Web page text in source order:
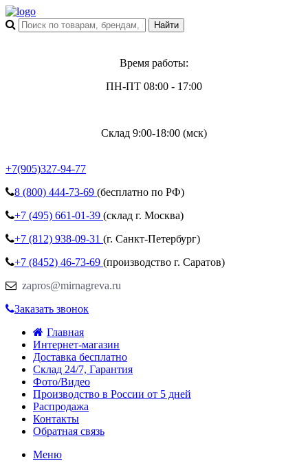
Время работы:
ПН-ПТ 08:00 - 17:00
Склад 9:00-18:00 (мск)
+7(905)327-94-77
8 (800) 444-73-69 (бесплатно по РФ)
+7 (495) 661-01-39 (склад г. Москва)
+7 (812) 938-09-31 (г. Санкт-Петербург)
+7 (8452) 46-73-69 (производство г. Саратов)
zapros@mirnagreva.ru
Заказать звонок
Главная
Интернет-магазин
Доставка бесплатно
Склад 24/7, Гарантия
Фото/Видео
Производство в России от 5 дней
Распродажа
Контакты
Обратная связь
Меню